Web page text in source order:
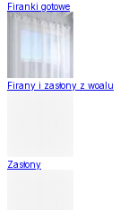
Firanki gotowe
Firany i zasłony z woalu
Zasłony